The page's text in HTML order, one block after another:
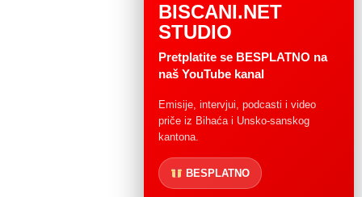
BISCANI.NET
STUDIO
Pretplatite se BESPLATNO na
naš YouTube kanal
Emisije, intervjui, podcasti i video
priče iz Bihaća i Unsko-sanskog
kantona.
BESPLATNO